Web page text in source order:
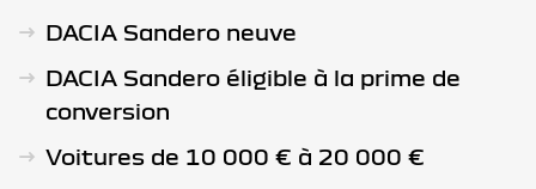
DACIA Sandero neuve
DACIA Sandero éligible à la prime de
conversion
Voitures de 10 000 € à 20 000 €